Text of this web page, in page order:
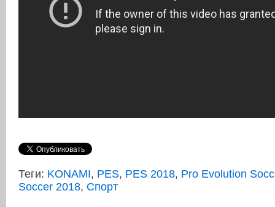
Теги: KONAMI, PES, PES 2018, Pro Evolution
Soccer 2018, Спорт